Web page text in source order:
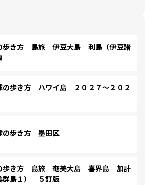
歩き方 島旅 伊豆大島 利島（伊豆諸
歩き方 ハワイ島 ２０２７～２０２
の歩き方 墨田区
歩き方 島旅 奄美大島 喜界島 加計
群島１） ５訂版